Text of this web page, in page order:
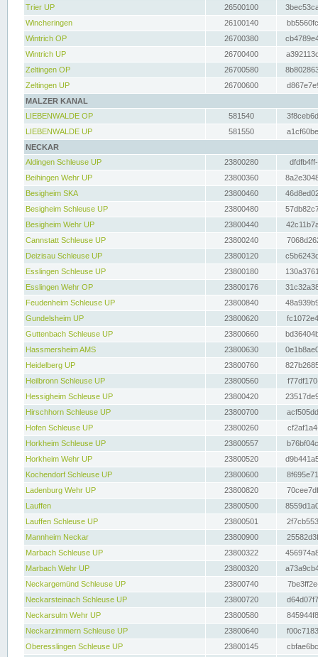
Trier UP
26500100
Wincheringen
26100140
Wintrich OP
26700380
Wintrich UP
26700400
Zeltingen OP
26700580
Zeltingen UP
26700600
MALZER KANAL
LIEBENWALDE OP
581540
LIEBENWALDE UP
581550
NECKAR
Aldingen Schleuse UP
23800280
Beihingen Wehr UP
23800360
Besigheim SKA
23800460
Besigheim Schleuse UP
23800480
Besigheim Wehr UP
23800440
Cannstatt Schleuse UP
23800240
Deizisau Schleuse UP
23800120
Esslingen Schleuse UP
23800180
Esslingen Wehr OP
23800176
Feudenheim Schleuse UP
23800840
Gundelsheim UP
23800620
Guttenbach Schleuse UP
23800660
Hassmersheim AMS
23800630
Heidelberg UP
23800760
Heilbronn Schleuse UP
23800560
Hessigheim Schleuse UP
23800420
Hirschhorn Schleuse UP
23800700
Hofen Schleuse UP
23800260
Horkheim Schleuse UP
23800557
Horkheim Wehr UP
23800520
Kochendorf Schleuse UP
23800600
Ladenburg Wehr UP
23800820
Lauffen
23800500
Lauffen Schleuse UP
23800501
Mannheim Neckar
23800900
Marbach Schleuse UP
23800322
Marbach Wehr UP
23800320
Neckargemünd Schleuse UP
23800740
Neckarsteinach Schleuse UP
23800720
Neckarsulm Wehr UP
23800580
Neckarzimmern Schleuse UP
23800640
Oberesslingen Schleuse UP
23800145